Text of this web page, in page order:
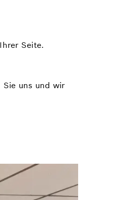
Seite.
Sie uns und wir